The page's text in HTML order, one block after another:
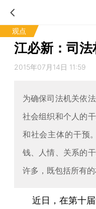
观点
江必新：司
2015年07月14日 11:59
为确保司法机关依
社会组织和个人的
和社会主体的干预
钱、人情、关系的
许多，既包括所有
近日，在第十届